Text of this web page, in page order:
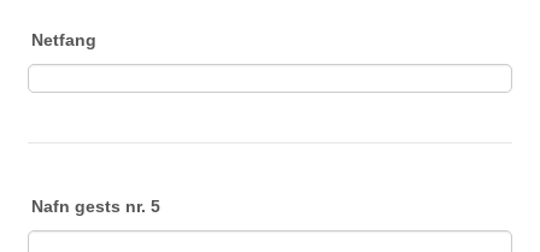
Netfang
Nafn gests nr. 5